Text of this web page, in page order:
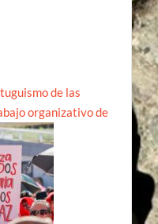
de las
organizativo de